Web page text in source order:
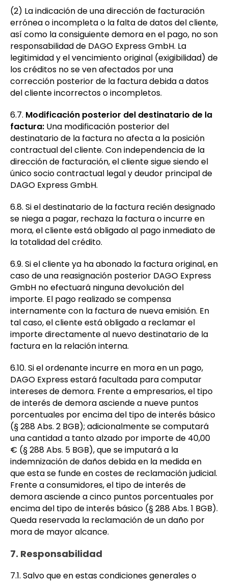
(2) La indicación de una dirección de facturación
errónea o incompleta o la falta de datos del cliente,
así como la consiguiente demora en el pago, no son
responsabilidad de DAGO Express GmbH. La
legitimidad y el vencimiento original (exigibilidad) de
los créditos no se ven afectados por una
corrección posterior de la factura debida a datos
del cliente incorrectos o incompletos.
6.7. Modificación posterior del destinatario de la
factura: Una modificación posterior del
destinatario de la factura no afecta a la posición
contractual del cliente. Con independencia de la
dirección de facturación, el cliente sigue siendo el
único socio contractual legal y deudor principal de
DAGO Express GmbH.
6.8. Si el destinatario de la factura recién designado
se niega a pagar, rechaza la factura o incurre en
mora, el cliente está obligado al pago inmediato de
la totalidad del crédito.
6.9. Si el cliente ya ha abonado la factura original, en
caso de una reasignación posterior DAGO Express
GmbH no efectuará ninguna devolución del
importe. El pago realizado se compensa
internamente con la factura de nueva emisión. En
tal caso, el cliente está obligado a reclamar el
importe directamente al nuevo destinatario de la
factura en la relación interna.
6.10. Si el ordenante incurre en mora en un pago,
DAGO Express estará facultada para computar
intereses de demora. Frente a empresarios, el tipo
de interés de demora asciende a nueve puntos
porcentuales por encima del tipo de interés básico
(§ 288 Abs. 2 BGB); adicionalmente se computará
una cantidad a tanto alzado por importe de 40,00
€ (§ 288 Abs. 5 BGB), que se imputará a la
indemnización de daños debida en la medida en
que esta se funde en costes de reclamación judicial.
Frente a consumidores, el tipo de interés de
demora asciende a cinco puntos porcentuales por
encima del tipo de interés básico (§ 288 Abs. 1 BGB).
Queda reservada la reclamación de un daño por
mora de mayor alcance.
7. Responsabilidad
7.1. Salvo que en estas condiciones generales o